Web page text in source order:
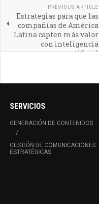
PREVIOUS ARTICLE
Estrategias para que las
compañías de América
Latina capten más valor
con inteligencia
artificial
SERVICIOS
GENERACIÓN DE CONTENIDOS
GESTIÓN DE COMUNICACIONES
ESTRATÉGICAS